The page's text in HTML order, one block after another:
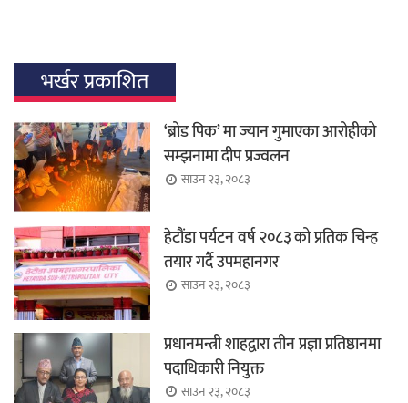
भर्खर प्रकाशित
‘ब्रोड पिक’ मा ज्यान गुमाएका आरोहीको
सम्झनामा दीप प्रज्वलन
साउन २३, २०८३
हेटौंडा पर्यटन वर्ष २०८३ को प्रतिक चिन्ह
तयार गर्दै उपमहानगर
साउन २३, २०८३
प्रधानमन्त्री शाहद्वारा तीन प्रज्ञा प्रतिष्ठानमा
पदाधिकारी नियुक्त
साउन २३, २०८३